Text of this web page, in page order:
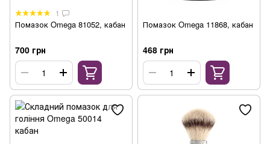
1
Помазок Omega 81052, кабан
700 грн
Помазок Omega 11868, кабан
468 грн